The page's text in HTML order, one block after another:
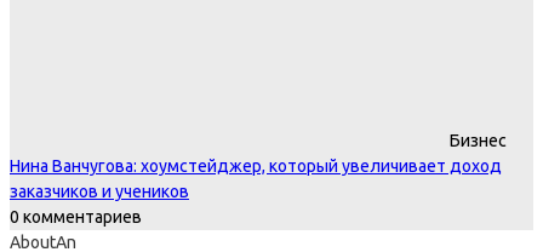
Бизнес
Нина Ванчугова: хоумстейджер, который увеличивает доход
заказчиков и учеников
0 комментариев
AboutAn